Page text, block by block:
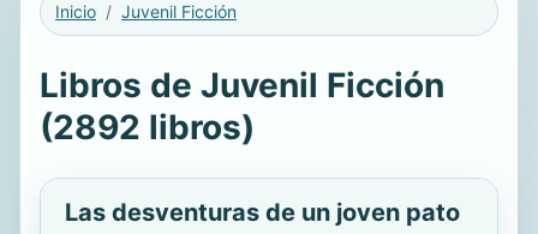
Inicio Juvenil Ficción
Libros de Juvenil Ficción
(2892 libros)
Las desventuras de un joven pato